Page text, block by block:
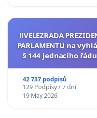
‼️VELEZRADA
PARLAMENTU na
§ 144 jednacího
42 737 podpisů
129 Podpisy / 7 dní
19 May 2026